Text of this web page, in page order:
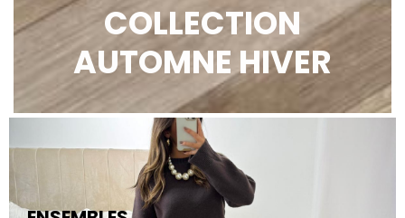
COLLECTION
AUTOMNE HIVER